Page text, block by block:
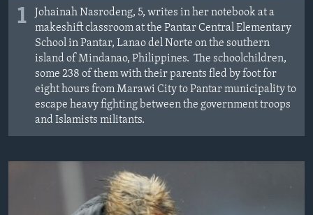
FOLLOW US
Zimanên Din
1
Johainah Nasrodeng, 5, writes in her notebook at a
makeshift classroom at the Pantar Central Elementary
School in Pantar, Lanao del Norte on the southern
island of Mindanao, Philippines. The schoolchildren,
some 238 of them with their parents fled by foot for
eight hours from Marawi City to Pantar municipality to
escape heavy fighting between the government troops
and Islamists militants.